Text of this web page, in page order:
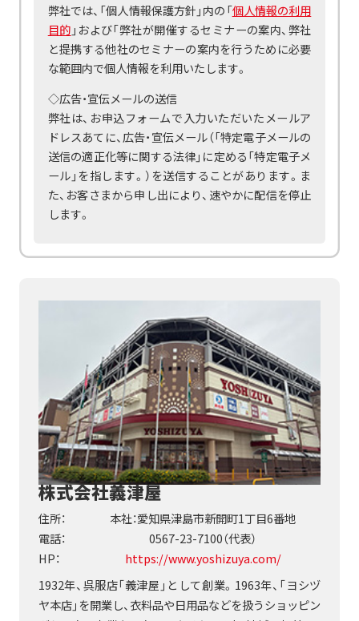
弊社では、「個人情報保護方針」内の「個人情報の利用
目的 」および「弊社が開催するセミナーの案内、弊社
と提携する他社のセミナーの案内を行うために必要
な範囲内で個人情報を利用いたします。
◇広告・宣伝メールの送信
弊社は、お申込フォームで入力いただいたメールア
ドレスあてに、広告・宣伝メール（「特定電子メールの
送信の適正化等に関する法律」に定める「特定電子メ
ール」を指します。）を送信することがあります。ま
た、お客さまから申し出により、速やかに配信を停止
します。
株式会社義津屋
住所：
本社：愛知県津島市新開町1丁目6番地
電話：
0567-23-7100（代表）
HP：
https://www.yoshizuya.com/
1932年、呉服店「義津屋」として創業。1963年、「ヨシヅ
ヤ本店」を開業し、衣料品や日用品などを扱うショッピン